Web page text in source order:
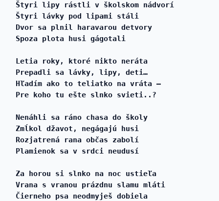
Štyri lipy rástli v školskom nádvorí
Štyri lávky pod lipami stáli
Dvor sa plnil haravarou detvory
Spoza plota husi gágotali
Letia roky, ktoré nikto neráta
Prepadli sa lávky, lipy, deti…
Hľadím ako to teliatko na vráta –
Pre koho tu ešte slnko svieti..?
Nenáhli sa ráno chasa do školy
Zmĺkol džavot, negágajú husi
Rozjatrená rana občas zabolí
Plamienok sa v srdci neudusí
Za horou si slnko na noc ustieľa
Vrana s vranou prázdnu slamu mláti
Čierneho psa neodmyješ dobiela